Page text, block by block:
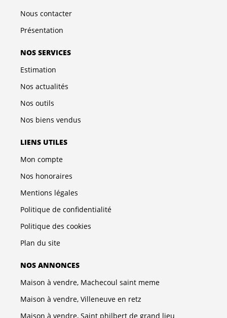
Nous contacter
Présentation
NOS SERVICES
Estimation
Nos actualités
Nos outils
Nos biens vendus
LIENS UTILES
Mon compte
Nos honoraires
Mentions légales
Politique de confidentialité
Politique des cookies
Plan du site
NOS ANNONCES
Maison à vendre, Machecoul saint meme
Maison à vendre, Villeneuve en retz
Maison à vendre, Saint philbert de grand lieu